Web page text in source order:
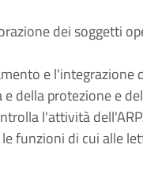
dei soggetti
e
della protezione e
l'attività
funzioni di cui alle